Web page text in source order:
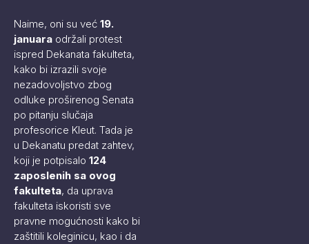
Naime, oni su već 19.
januara održali protest
ispred Dekanata fakulteta,
kako bi izrazili svoje
nezadovoljstvo zbog
odluke proširenog Senata
po pitanju slučaja
profesorice Kleut. Tada je
u Dekanatu predat zahtev,
koji je potpisalo 124
zaposlenih sa ovog
fakulteta, da uprava
fakulteta iskoristi sve
pravne mogućnosti kako bi
zaštitili koleginicu, kao i da